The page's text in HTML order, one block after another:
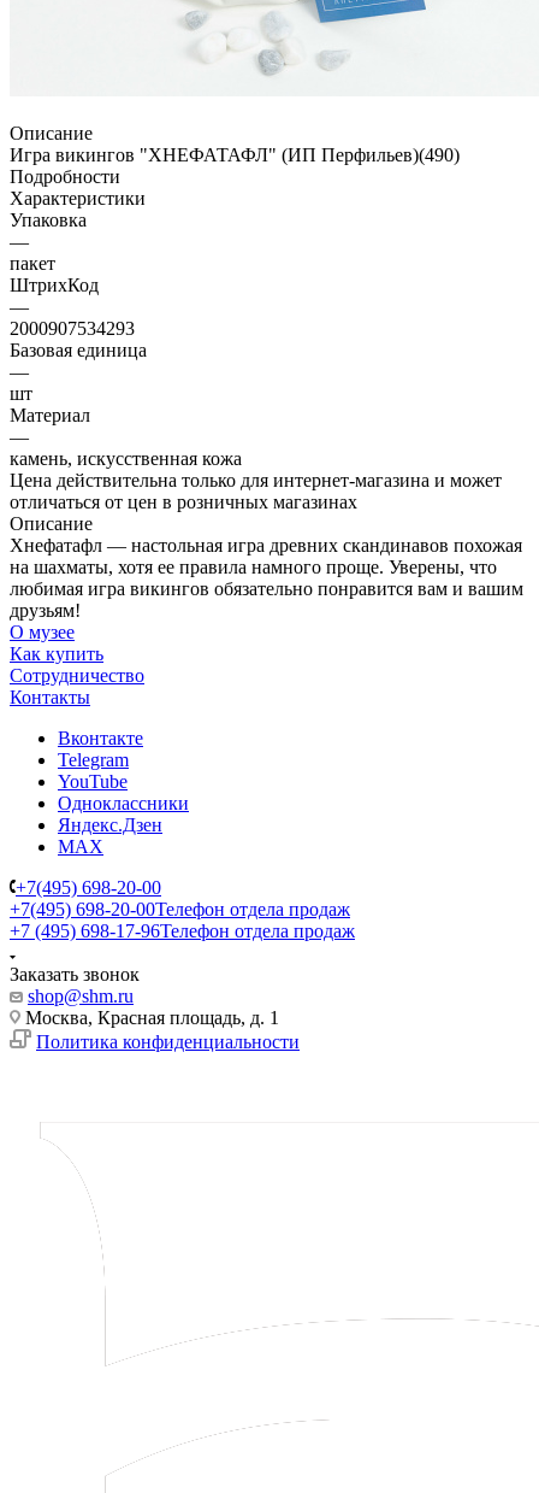
Описание
Игра викингов "ХНЕФАТАФЛ" (ИП Перфильев)(490)
Подробности
Характеристики
Упаковка
—
пакет
ШтрихКод
—
2000907534293
Базовая единица
—
шт
Материал
—
камень, искусственная кожа
Цена действительна только для интернет-магазина и может
отличаться от цен в розничных магазинах
Описание
Хнефатафл — настольная игра древних скандинавов похожая
на шахматы, хотя ее правила намного проще. Уверены, что
любимая игра викингов обязательно понравится вам и вашим
друзьям!
О музее
Как купить
Сотрудничество
Контакты
Вконтакте
Telegram
YouTube
Одноклассники
Яндекс.Дзен
MAX
+7(495) 698-20-00
+7(495) 698-20-00Телефон отдела продаж
+7 (495) 698-17-96Телефон отдела продаж
Заказать звонок
shop@shm.ru
Москва, Красная площадь, д. 1
Политика конфиденциальности